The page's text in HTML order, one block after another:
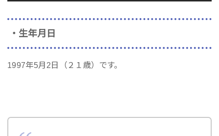
・生年月日
1997年5月2日（２１歳）です。